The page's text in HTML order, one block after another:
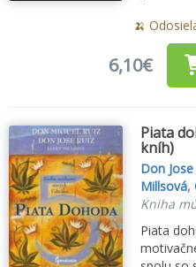
🍌
6,10€
Piata
kníh)
Don
Millsová,
Kniha
Piata